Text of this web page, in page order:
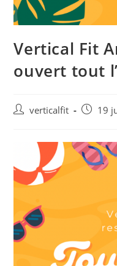
Vertical Fit
ouvert tout
Auteur/autrice
publication :
verticalfit 19